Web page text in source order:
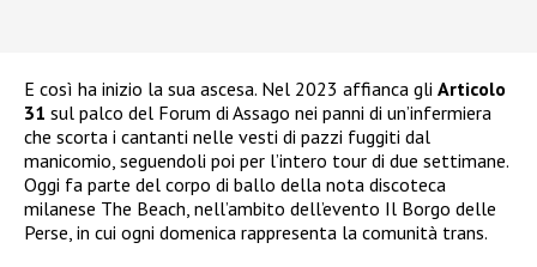
E così ha inizio la sua ascesa. Nel 2023 affianca gli Articolo
31 sul palco del Forum di Assago nei panni di un’infermiera
che scorta i cantanti nelle vesti di pazzi fuggiti dal
manicomio, seguendoli poi per l’intero tour di due settimane.
Oggi fa parte del corpo di ballo della nota discoteca
milanese The Beach, nell’ambito dell’evento Il Borgo delle
Perse, in cui ogni domenica rappresenta la comunità trans.